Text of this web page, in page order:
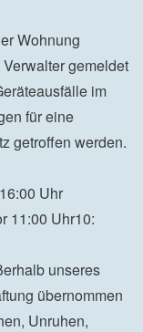
Wohnung
gemeldet
im
für eine
Uhr
11:00 Uhr10:
unseres
übernommen
Unruhen,